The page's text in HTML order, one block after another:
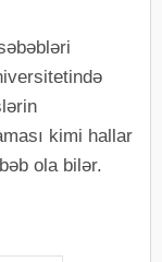
kimi hallar
ola bilər.